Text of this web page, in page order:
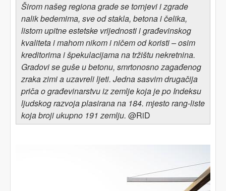
Širom našeg regiona grade se tornjevi i zgrade
nalik bedemima, sve od stakla, betona i čelika,
listom upitne estetske vrijednosti i građevinskog
kvaliteta i mahom nikom i ničem od koristi – osim
kreditorima i špekulacijama na tržištu nekretnina.
Gradovi se guše u betonu, smrtonosno zagađenog
zraka zimi a uzavreli ljeti. Jedna sasvim drugačija
pričao građevinarstvuiz zemlje koja je po Indeksu
ljudskog razvojaplasirana na 184. mjesto rang-liste
koja broji ukupno 191 zemlju. @RiD